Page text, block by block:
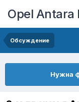
Opel Antara
Обсуждение
Нужна